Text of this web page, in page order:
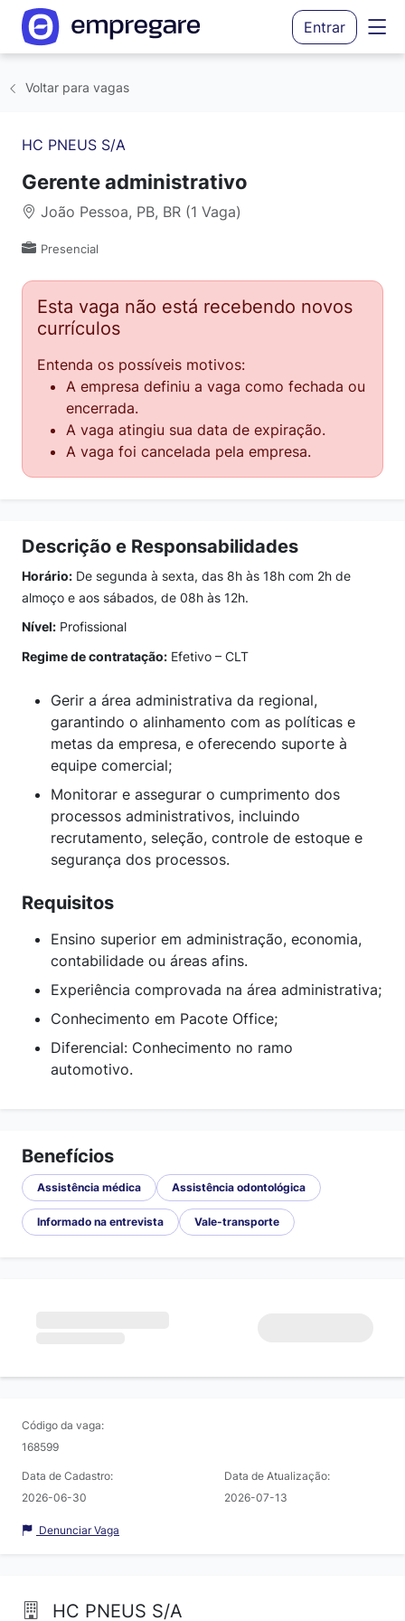
Entrar
Voltar para vagas
HC PNEUS S/A
Gerente administrativo
João Pessoa, PB, BR (1 Vaga)
Presencial
Esta vaga não está recebendo novos
currículos
Entenda os possíveis motivos:
A empresa definiu a vaga como fechada ou
encerrada.
A vaga atingiu sua data de expiração.
A vaga foi cancelada pela empresa.
Descrição e Responsabilidades
Horário: De segunda à sexta, das 8h às 18h com 2h de
almoço e aos sábados, de 08h às 12h.
Nível: Profissional
Regime de contratação: Efetivo – CLT
Gerir a área administrativa da regional,
garantindo o alinhamento com as políticas e
metas da empresa, e oferecendo suporte à
equipe comercial;
Monitorar e assegurar o cumprimento dos
processos administrativos, incluindo
recrutamento, seleção, controle de estoque e
segurança dos processos.
Requisitos
Ensino superior em administração, economia,
contabilidade ou áreas afins.
Experiência comprovada na área administrativa;
Conhecimento em Pacote Office;
Diferencial: Conhecimento no ramo
automotivo.
Benefícios
Assistência médica Assistência odontológica
Informado na entrevista Vale-transporte
Código da vaga:
168599
Data de Cadastro:
2026-06-30
Data de Atualização:
2026-07-13
Denunciar Vaga
HC PNEUS S/A